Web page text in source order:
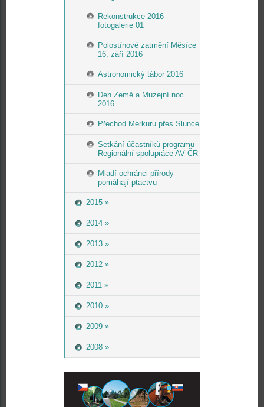
Rekonstrukce 2016 -
fotogalerie 01
Polostínové zatmění Měsíce
16. září 2016
Astronomický tábor 2016
Den Země a Muzejní noc
2016
Přechod Merkuru přes Slunce
Setkání účastníků programu
Regionální spolupráce AV ČR
Mladí ochránci přírody
pomáhají ptactvu
2015 »
2014 »
2013 »
2012 »
2011 »
2010 »
2009 »
2008 »